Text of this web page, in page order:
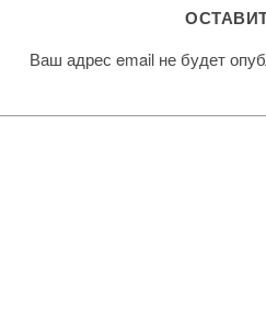
Ваш адрес email не будет